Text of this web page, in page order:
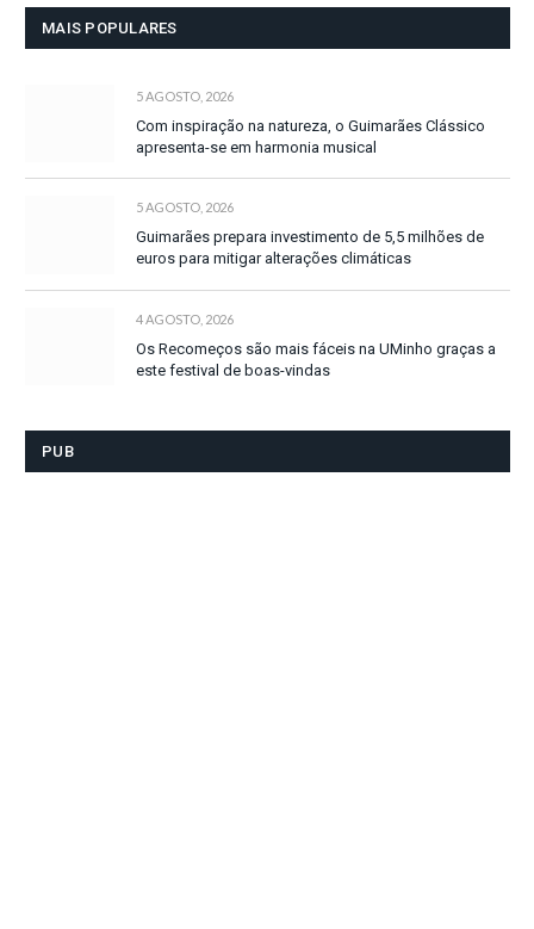
MAIS POPULARES
5 AGOSTO, 2026
Com inspiração na natureza, o Guimarães Clássico
apresenta-se em harmonia musical
5 AGOSTO, 2026
Guimarães prepara investimento de 5,5 milhões de
euros para mitigar alterações climáticas
4 AGOSTO, 2026
Os Recomeços são mais fáceis na UMinho graças a
este festival de boas-vindas
PUB